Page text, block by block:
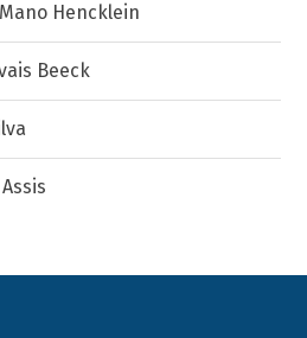
Hencklein
Beeck